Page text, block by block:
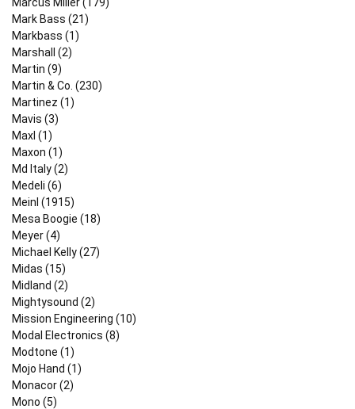
Mark Bass (21)
Markbass (1)
Marshall (2)
Martin (9)
Martin & Co. (230)
Martinez (1)
Mavis (3)
Maxl (1)
Maxon (1)
Md Italy (2)
Medeli (6)
Meinl (1915)
Mesa Boogie (18)
Meyer (4)
Michael Kelly (27)
Midas (15)
Midland (2)
Mightysound (2)
Mission Engineering (10)
Modal Electronics (8)
Modtone (1)
Mojo Hand (1)
Monacor (2)
Mono (5)